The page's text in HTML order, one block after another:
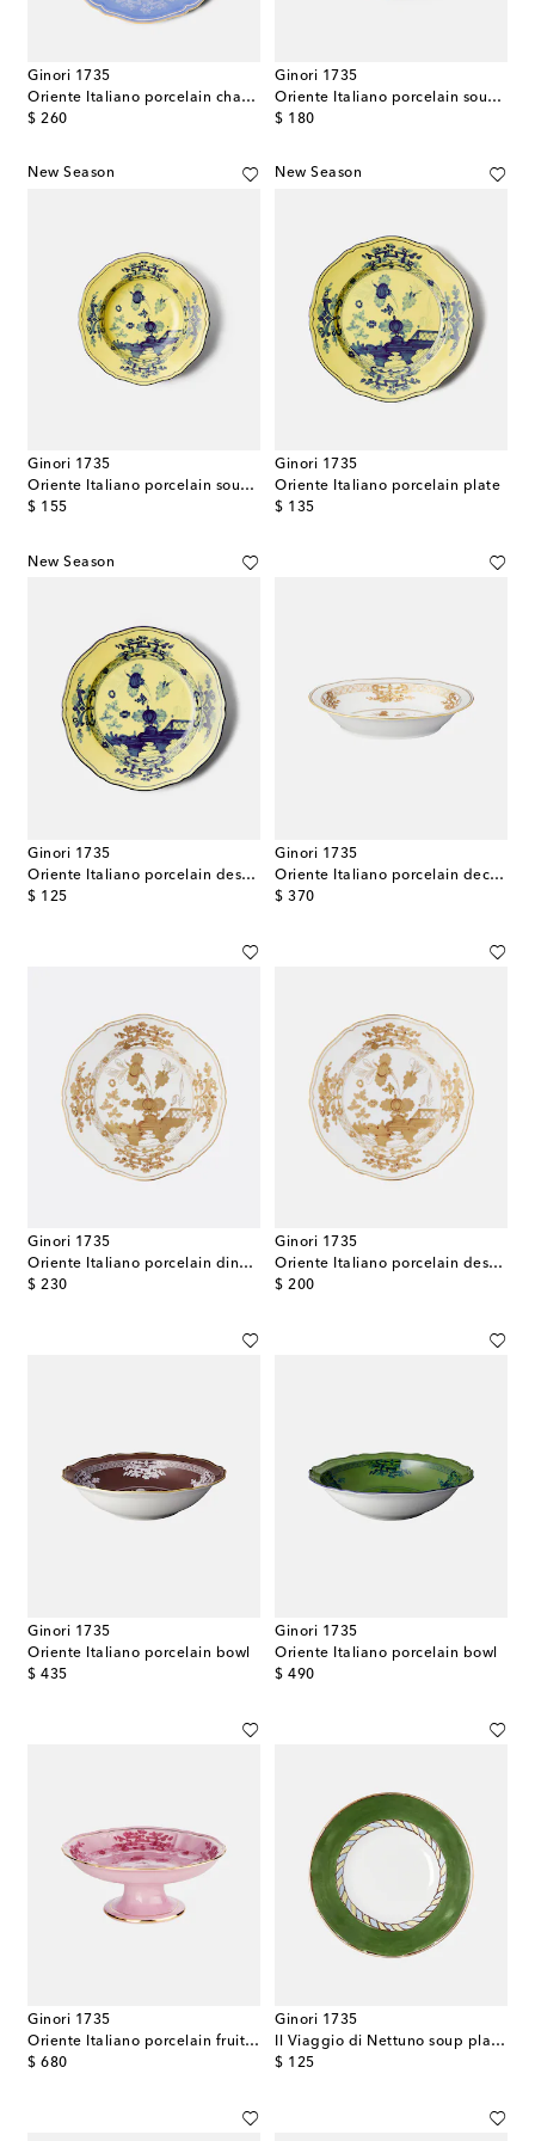
Ginori 1735
Oriente Italiano porcelain charger plate
$ 260
original price
Ginori 1735
Oriente Italiano porcelain soup plate
$ 180
original price
New Season
Ginori 1735
Oriente Italiano porcelain soup plate
$ 155
original price
New Season
Ginori 1735
Oriente Italiano porcelain plate
$ 135
original price
New Season
Ginori 1735
Oriente Italiano porcelain dessert plate
$ 125
original price
Ginori 1735
Oriente Italiano porcelain decorative tray
$ 370
original price
Ginori 1735
Oriente Italiano porcelain dinner plate
$ 230
original price
Ginori 1735
Oriente Italiano porcelain dessert plate
$ 200
original price
Ginori 1735
Oriente Italiano porcelain bowl
$ 435
original price
Ginori 1735
Oriente Italiano porcelain bowl
$ 490
original price
Ginori 1735
Oriente Italiano porcelain fruit bowl
$ 680
original price
Ginori 1735
Il Viaggio di Nettuno soup plate by Luke Edward Hall
$ 125
original price